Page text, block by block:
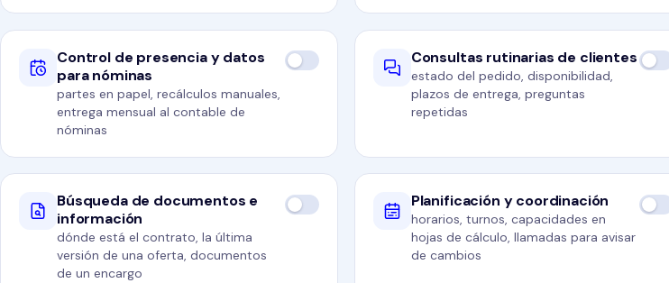
Control de presencia y datos
para nóminas
partes en papel, recálculos manuales,
entrega mensual al contable de
nóminas
Consultas rutinarias de clientes
estado del pedido, disponibilidad,
plazos de entrega, preguntas
repetidas
Búsqueda de documentos e
información
dónde está el contrato, la última
versión de una oferta, documentos
de un encargo
Planificación y coordinación
horarios, turnos, capacidades en
hojas de cálculo, llamadas para avisar
de cambios